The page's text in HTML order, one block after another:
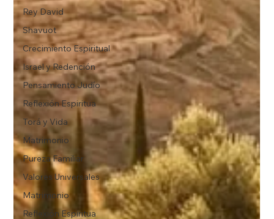
Rey David
Shavuot
Crecimiento Espiritual
Israel y Redención
Pensamiento Judío
Reflexión Espiritua
Torá y Vida
Matrimonio
Pureza Familiar
Valores Universales
Matrimonio
Reflexión Espiritua